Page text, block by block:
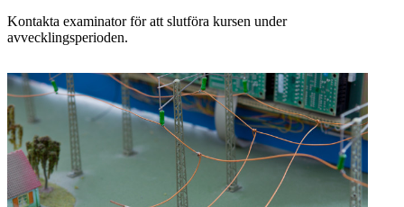
Kontakta examinator för att slutföra kursen under
avvecklingsperioden.